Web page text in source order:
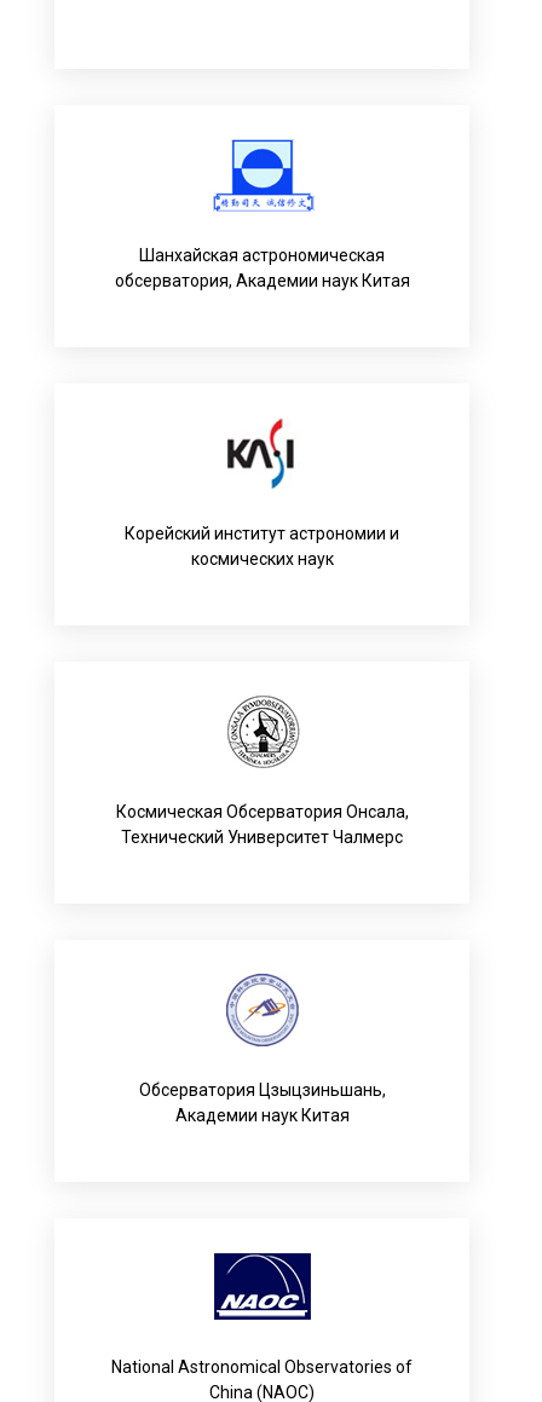
Шанхайская астрономическая
обсерватория, Академии наук Китая
Корейский институт астрономии и
космических наук
Космическая Обсерватория Онсала,
Технический Университет Чалмерс
Обсерватория Цзыцзиньшань,
Академии наук Китая
National Astronomical Observatories of
China (NAOC)